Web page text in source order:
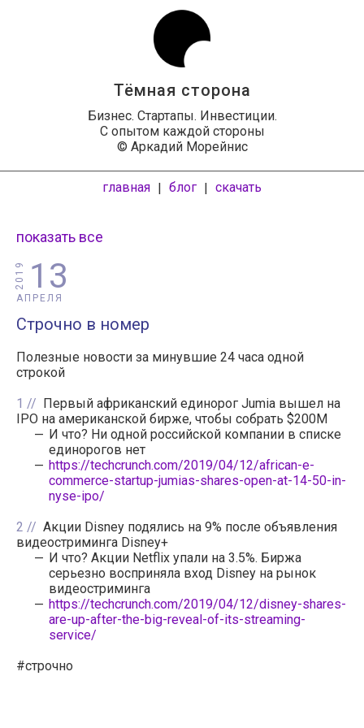
Тёмная сторона
Бизнес. Стартапы. Инвестиции.
С опытом каждой стороны
© Аркадий Морейнис
главная | блог | скачать
показать все
13
АПРЕЛЯ
2019
Строчно в номер
Полезные новости за минувшие 24 часа одной
строкой
1
Первый африканский единорог Jumia вышел на
IPO на американской бирже, чтобы собрать $200M
И что? Ни одной российской компании в списке
единорогов нет
https://techcrunch.com/2019/04/12/african-e-
commerce-startup-jumias-shares-open-at-14-50-in-
nyse-ipo/
2
Акции Disney подялись на 9% после объявления
видеостриминга Disney+
И что? Акции Netflix упали на 3.5%. Биржа
серьезно восприняла вход Disney на рынок
видеостриминга
https://techcrunch.com/2019/04/12/disney-shares-
are-up-after-the-big-reveal-of-its-streaming-
service/
#строчно